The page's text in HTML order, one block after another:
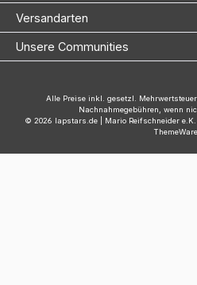
Versandarten
Unsere Communities
Alle Preise inkl. gesetzl.
Nachnahmegebühren, wenn
© 2026 lapstars.de | Mario Reifschneider